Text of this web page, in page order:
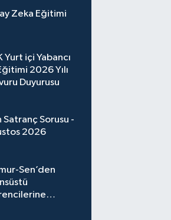
Zeka Eğitimi
Yurt içi Yabancı
2026 Yılı
Duyurusu
Satranç Sorusu -
2026
Sen’den